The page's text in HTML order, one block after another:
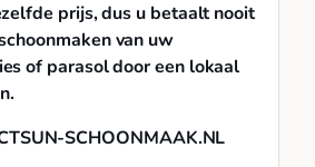
prijs, dus u betaalt nooit
van uw
of parasol door een lokaal
SCHOONMAAK.NL